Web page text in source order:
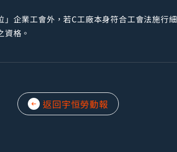
企業工會外，若C工廠本身符合工會法施行
格。
返回宇恒勞動報